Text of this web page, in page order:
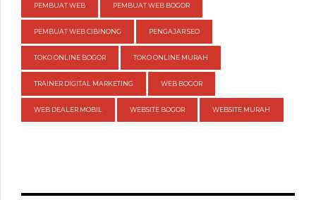
PEMBUAT WEB PEMBUAT WEB BOGOR
PEMBUAT WEB CIBINONG PENGAJAR SEO
TOKO ONLINE BOGOR TOKO ONLINE MURAH
TRAINER DIGITAL MARKETING WEB BOGOR
WEB DEALER MOBIL WEBSITE BOGOR WEBSITE MURAH